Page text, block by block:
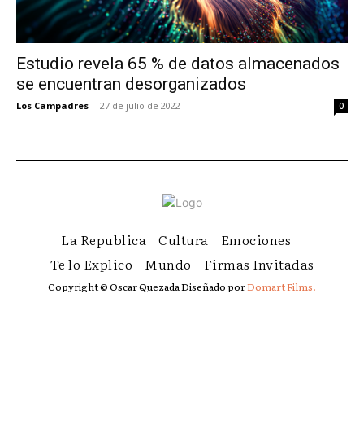
Estudio revela 65 % de datos almacenados
se encuentran desorganizados
Los Campadres - 27 de julio de 2022 0
La Republica Cultura
Emociones
Te lo Explico
Mundo Firmas Invitadas
Copyright © Oscar Quezada Diseñado porDomart Films.